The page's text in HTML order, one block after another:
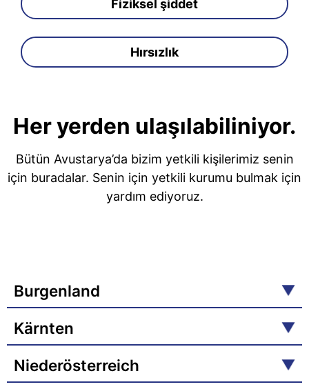
Fiziksel şiddet
Hırsızlık
Her yerden ulaşılabiliniyor.
Bütün Avustarya’da bizim yetkili kişilerimiz senin
için buradalar. Senin için yetkili kurumu bulmak için
yardım ediyoruz.
Burgenland
Kärnten
Niederösterreich